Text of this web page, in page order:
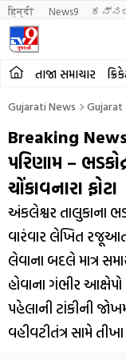
हिन्दी News9
તાજા સમાચાર
Gujarati News Gujarat
Breaking
પરિણામ –
ચોંકાવનારા ફોટા
અંકલેશ્વર તાલુકાના
વારંવાર લેખિત
લેવાના બદલે માત્ર
હોવાના ગંભીર
પહેલાની ટાંકીની
વહીવટીતંત્ર સામે તીખા